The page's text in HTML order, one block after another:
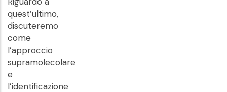
quest’ultimo,
discuteremo
come
l’approccio
supramolecolare
e
l’identificazione